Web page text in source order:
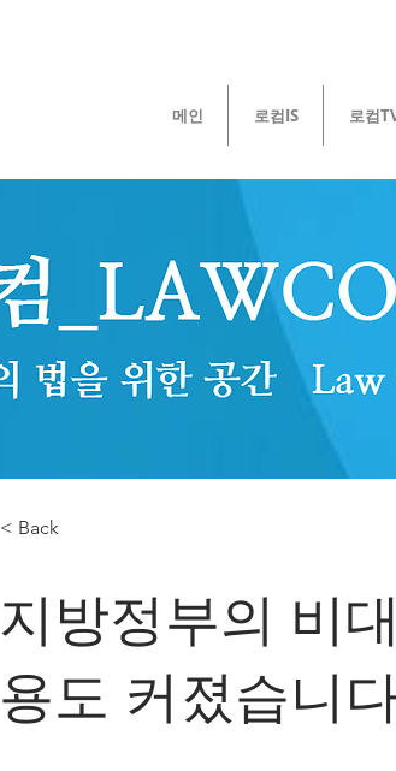
메인 로컴IS 로컴
< Back
지방정부의 비
용도 커졌습니